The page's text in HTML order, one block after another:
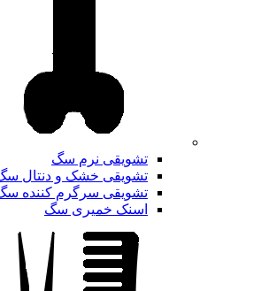
تشویقی نرم سگ
تشویقی خشک و دنتال
تشویقی سرگرم کننده
اسنک خمیری سگ